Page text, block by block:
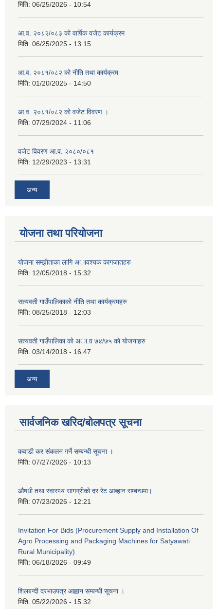
मिति: 06/25/2026 - 10:54
आ.व. २०८२/०८३ को वार्षिक वजेट कार्यक्रम
मिति: 06/25/2025 - 13:15
आ.व. २०८१/०८२ को नीति तथा कार्यक्रम
मिति: 01/20/2025 - 14:50
आ.व. २०८१/०८२ को वजेट विवरण ।
मिति: 07/29/2024 - 11:06
वजेट विवरण आ.व. २०८०/०८१
मिति: 12/29/2023 - 13:31
अन्य
योजना तथा परियोजना
याेजना सम्झाैताका लागि अावश्यक कागजातहरु
मिति: 12/05/2018 - 15:32
सत्यवती गाउँपालिकाकाे नीति तथा कार्यक्रमहरु
मिति: 08/25/2018 - 12:03
सत्यवती गाउँपालिका काे अा‍.व ७४/७५ काे याेजनाहरु
मिति: 03/14/2018 - 16:47
अन्य
सार्वजनिक खरिद/बोलपत्र सूचना
कवाडी कर संकलन गर्ने सम्बन्धी सूचना ।
मिति: 07/27/2026 - 10:13
औषधी तथा स्वास्थ्य सागग्रीको दर रेट आब्हान सम्बन्धमा।
मिति: 07/23/2026 - 12:21
Invitation For Bids (Procurement Supply and Installation Of
Agro Processing and Packaging Machines for Satyawati
Rural Municipality)
मिति: 06/18/2026 - 09:49
शिलबन्दी दरभाउपत्र आह्वान सम्बन्धी सूचना ।
मिति: 05/22/2026 - 15:32